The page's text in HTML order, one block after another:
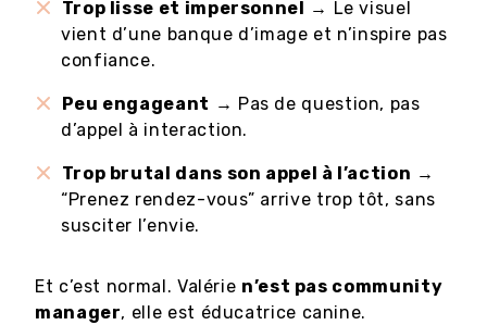
Trop lisse et impersonnel → Le visuel
vient d’une banque d’image et n’inspire pas
confiance.
Peu engageant → Pas de question, pas
d’appel à interaction.
Trop brutal dans son appel à l’action →
“Prenez rendez-vous” arrive trop tôt, sans
susciter l’envie.
Et c’est normal. Valérie n’est pas community
manager, elle est éducatrice canine.